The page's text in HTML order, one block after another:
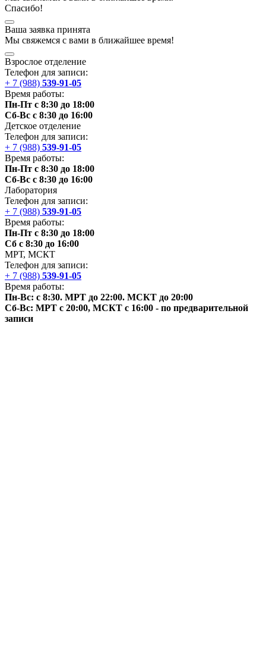
Спасибо!
Ваша заявка принята
Мы свяжемся с вами в ближайшее время!
Взрослое отделение
Телефон для записи:
+ 7 (988) 539-91-05
Время работы:
Пн-Пт с 8:30 до 18:00
Сб-Вс с 8:30 до 16:00
Детское отделение
Телефон для записи:
+ 7 (988) 539-91-05
Время работы:
Пн-Пт с 8:30 до 18:00
Сб-Вс с 8:30 до 16:00
Лаборатория
Телефон для записи:
+ 7 (988) 539-91-05
Время работы:
Пн-Пт с 8:30 до 18:00
Сб с 8:30 до 16:00
МРТ, МСКТ
Телефон для записи:
+ 7 (988) 539-91-05
Время работы:
Пн-Вс: с 8:30. МРТ до 22:00. МСКТ до 20:00
Сб-Вс: МРТ с 20:00, МСКТ с 16:00 - по предварительной
записи